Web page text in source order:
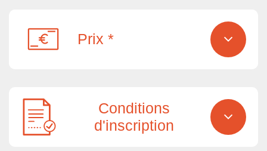
Prix *
Conditions
d'inscription